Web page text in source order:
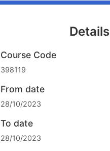
Details
Course Code
398119
From date
28/10/2023
To date
28/10/2023